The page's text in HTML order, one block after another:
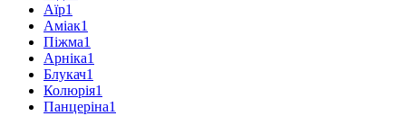
Аїр1
Аміак1
Піжма1
Арніка1
Блукач1
Колюрія1
Панцеріна1